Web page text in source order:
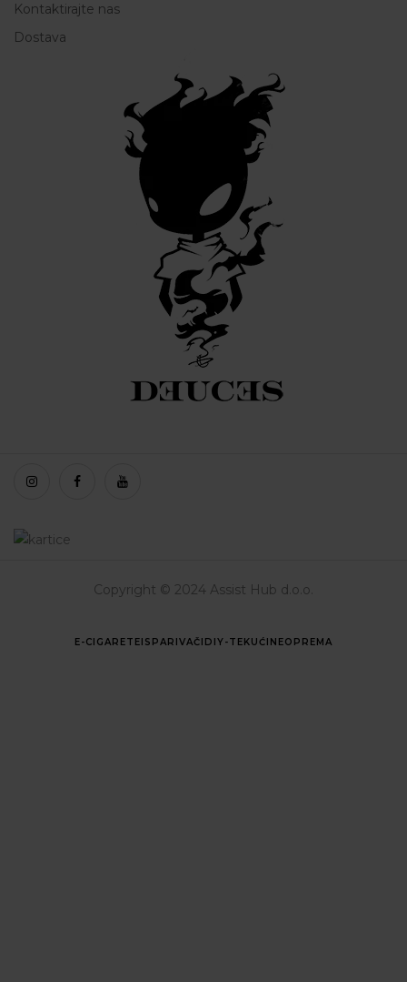
Kontaktirajte nas
Dostava
Copyright © 2024 Assist Hub d.o.o.
E-CIGARETEISPARIVAČI DIY-TEKUĆINEOPREMA